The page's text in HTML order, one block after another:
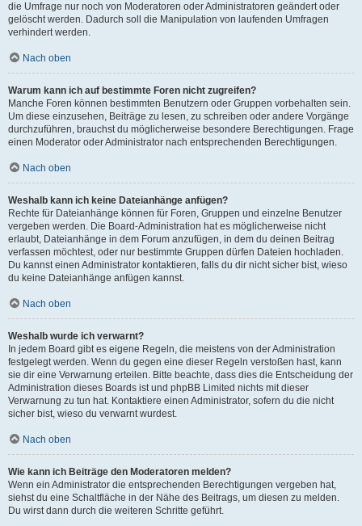
die Umfrage nur noch von Moderatoren oder Administratoren geändert oder
gelöscht werden. Dadurch soll die Manipulation von laufenden Umfragen
verhindert werden.
Nach oben
Warum kann ich auf bestimmte Foren nicht zugreifen?
Manche Foren können bestimmten Benutzern oder Gruppen vorbehalten sein.
Um diese einzusehen, Beiträge zu lesen, zu schreiben oder andere Vorgänge
durchzuführen, brauchst du möglicherweise besondere Berechtigungen. Frage
einen Moderator oder Administrator nach entsprechenden Berechtigungen.
Nach oben
Weshalb kann ich keine Dateianhänge anfügen?
Rechte für Dateianhänge können für Foren, Gruppen und einzelne Benutzer
vergeben werden. Die Board-Administration hat es möglicherweise nicht
erlaubt, Dateianhänge in dem Forum anzufügen, in dem du deinen Beitrag
verfassen möchtest, oder nur bestimmte Gruppen dürfen Dateien hochladen.
Du kannst einen Administrator kontaktieren, falls du dir nicht sicher bist, wieso
du keine Dateianhänge anfügen kannst.
Nach oben
Weshalb wurde ich verwarnt?
In jedem Board gibt es eigene Regeln, die meistens von der Administration
festgelegt werden. Wenn du gegen eine dieser Regeln verstoßen hast, kann
sie dir eine Verwarnung erteilen. Bitte beachte, dass dies die Entscheidung der
Administration dieses Boards ist und phpBB Limited nichts mit dieser
Verwarnung zu tun hat. Kontaktiere einen Administrator, sofern du die nicht
sicher bist, wieso du verwarnt wurdest.
Nach oben
Wie kann ich Beiträge den Moderatoren melden?
Wenn ein Administrator die entsprechenden Berechtigungen vergeben hat,
siehst du eine Schaltfläche in der Nähe des Beitrags, um diesen zu melden.
Du wirst dann durch die weiteren Schritte geführt.